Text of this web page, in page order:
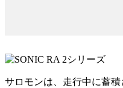
サロモンは、走行中に蓄